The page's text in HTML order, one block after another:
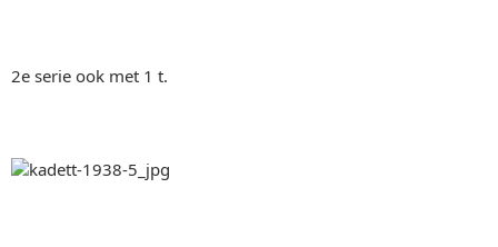
2e serie ook met 1 t.